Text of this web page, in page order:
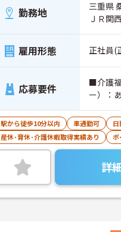
勤務地
三重県
ＪＲ関
雇用形態 正社員(
応募要件
■介護
ー）
駅から徒歩10分以内 車通勤可
産休･育休･介護休暇取得実績あり
ボ
詳